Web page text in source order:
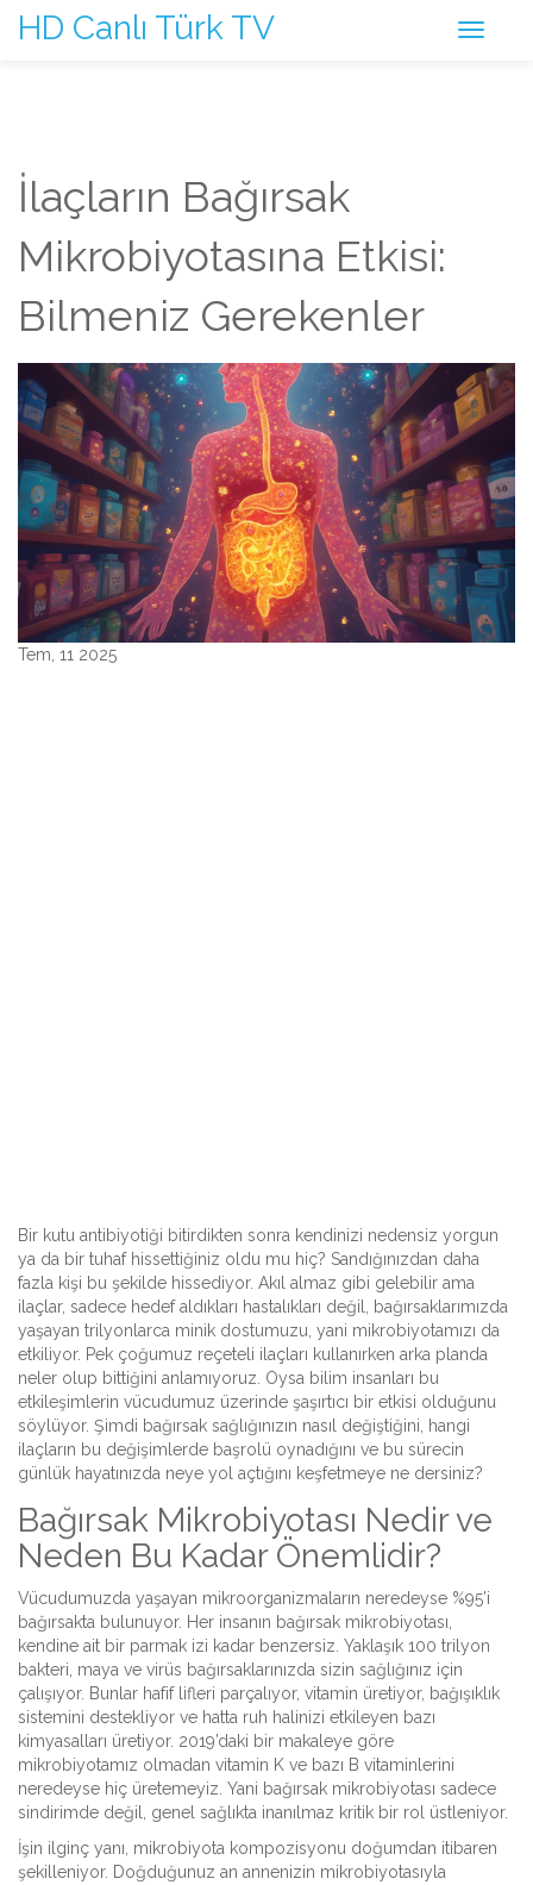
HD Canlı Türk TV
İlaçların Bağırsak
Mikrobiyotasına Etkisi:
Bilmeniz Gerekenler
Tem, 11 2025
Bir kutu antibiyotiği bitirdikten sonra kendinizi nedensiz yorgun
ya da bir tuhaf hissettiğiniz oldu mu hiç? Sandığınızdan daha
fazla kişi bu şekilde hissediyor. Akıl almaz gibi gelebilir ama
ilaçlar, sadece hedef aldıkları hastalıkları değil, bağırsaklarımızda
yaşayan trilyonlarca minik dostumuzu, yani mikrobiyotamızı da
etkiliyor. Pek çoğumuz reçeteli ilaçları kullanırken arka planda
neler olup bittiğini anlamıyoruz. Oysa bilim insanları bu
etkileşimlerin vücudumuz üzerinde şaşırtıcı bir etkisi olduğunu
söylüyor. Şimdi bağırsak sağlığınızın nasıl değiştiğini, hangi
ilaçların bu değişimlerde başrolü oynadığını ve bu sürecin
günlük hayatınızda neye yol açtığını keşfetmeye ne dersiniz?
Bağırsak Mikrobiyotası Nedir ve
Neden Bu Kadar Önemlidir?
Vücudumuzda yaşayan mikroorganizmaların neredeyse %95’i
bağırsakta bulunuyor. Her insanın bağırsak mikrobiyotası,
kendine ait bir parmak izi kadar benzersiz. Yaklaşık 100 trilyon
bakteri, maya ve virüs bağırsaklarınızda sizin sağlığınız için
çalışıyor. Bunlar hafif lifleri parçalıyor, vitamin üretiyor, bağışıklık
sistemini destekliyor ve hatta ruh halinizi etkileyen bazı
kimyasalları üretiyor. 2019’daki bir makaleye göre
mikrobiyotamız olmadan vitamin K ve bazı B vitaminlerini
neredeyse hiç üretemeyiz. Yani bağırsak mikrobiyotası sadece
sindirimde değil, genel sağlıkta inanılmaz kritik bir rol üstleniyor.
İşin ilginç yanı, mikrobiyota kompozisyonu doğumdan itibaren
şekilleniyor. Doğduğunuz an annenizin mikrobiyotasıyla